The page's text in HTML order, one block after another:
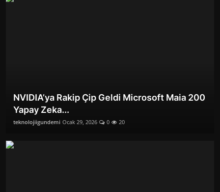
NVIDIA’ya Rakip Çip Geldi Microsoft Maia 200
Yapay Zeka...
teknolojiigundemi Ocak 29, 2026 0 20